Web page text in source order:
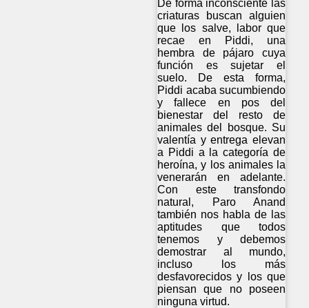
De forma inconsciente las
criaturas buscan alguien
que los salve, labor que
recae en Piddi, una
hembra de pájaro cuya
función es sujetar el
suelo. De esta forma,
Piddi acaba sucumbiendo
y fallece en pos del
bienestar del resto de
animales del bosque. Su
valentía y entrega elevan
a Piddi a la categoría de
heroína, y los animales la
venerarán en adelante.
Con este transfondo
natural, Paro Anand
también nos habla de las
aptitudes que todos
tenemos y debemos
demostrar al mundo,
incluso los más
desfavorecidos y los que
piensan que no poseen
ninguna virtud.